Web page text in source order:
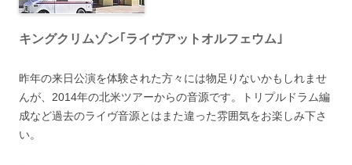
キングクリムゾン｢ライヴアットオルフェウム｣
昨年の来日公演を体験された方々には物足りないかもしれませ
んが、2014年の北米ツアーからの音源です。トリプルドラム編
成など過去のライヴ音源とはまた違った雰囲気をお楽しみ下さ
い。